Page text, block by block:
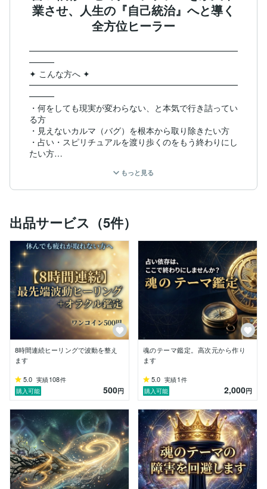
業させ、人生の『自己統治』へと導く
全方位ヒーラー
━━━━━━━━━━━━━━━━━━━━━━━━━
━━━
✦ こんな方へ ✦
━━━━━━━━━━━━━━━━━━━━━━━━━
━━━
・何をしても現実が変わらない、と本気で行き詰ってい
る方
・見えないカルマ（バグ）を根本から取り除きたい方
・占い・スピリチュアルを渡り歩くのをもう終わりにし
たい方
━━━━━━━━━━━━━━━━━━━━━━━━━
━━━━━━━━━━━━━━━━━━━━━━━━━
━━━
変われない理由は、意志の弱さではありません。
自分の無意識に刻まれた「システムエラー（バグ）」が
書き換わっていないからです。
どれほど高いヒーリングを受けても、
どれほど前向きな言葉を唱えても、
バグが残ったままでは、必ず元の場所に引き戻されま
私が提供するのは「その場の癒やし」ではありません。
「自分の人生を、自分が王として統治できる状態にす
──それが、私の唯一の仕事です。
━━━━━━━━━━━━━━━━━━━━━━━━━
━━━
✦ 独自メソッド ✦
━━━━━━━━━━━━━━━━━━━━━━━━━
━━━
◆ 数霊REIWA
数の波動を活用した高次元エネルギーワーク。
見えないバグ（カルマ）を特定・浄化します。
もっと見る
出品サービス（5件）
8時間連続ヒーリングで波動を整え
ます
5.0 実績108件
購入可能
500円
魂のテーマ鑑定。高次元から作り
ます
5.0 実績1 件
購入可能
2,000円